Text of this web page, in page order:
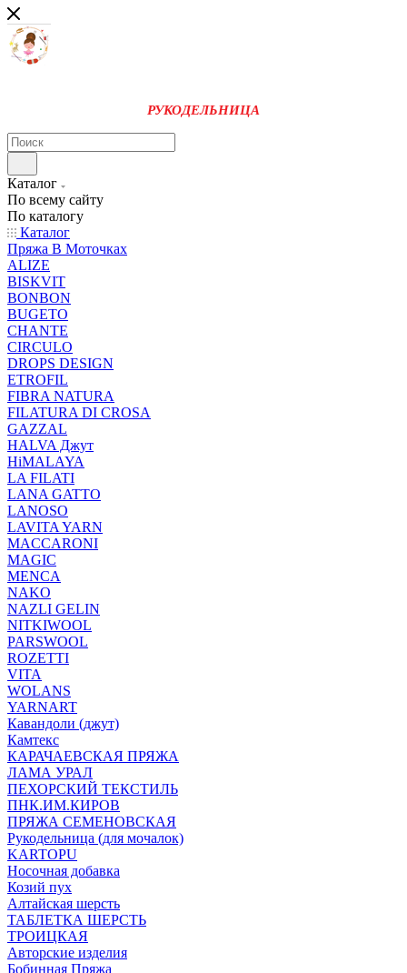
РУКОДЕЛЬНИЦА
Каталог
По всему сайту
По каталогу
Каталог
Пряжа В Моточках
ALIZE
BISKVIT
BONBON
BUGETO
CHANTE
CIRCULO
DROPS DESIGN
ETROFIL
FIBRA NATURA
FILATURA DI CROSA
GAZZAL
HALVA Джут
HiMALAYA
LA FILATI
LANA GATTO
LANOSO
LAVITA YARN
MACCARONI
MAGIC
MENCA
NAKO
NAZLI GELIN
NITKIWOOL
PARSWOOL
ROZETTI
VITA
WOLANS
YARNART
Кавандоли (джут)
Камтекс
КАРАЧАЕВСКАЯ ПРЯЖА
ЛАМА УРАЛ
ПЕХОРСКИЙ ТЕКСТИЛЬ
ПНК.ИМ.КИРОВ
ПРЯЖА СЕМЕНОВСКАЯ
Рукодельница (для мочалок)
KARTOPU
Носочная добавка
Козий пух
Алтайская шерсть
ТАБЛЕTКА ШЕРСТЬ
ТРОИЦКАЯ
Авторские изделия
Бобинная Пряжа